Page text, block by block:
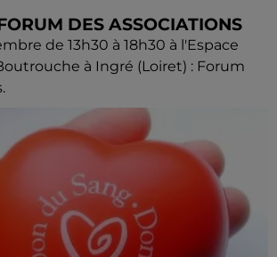
DES ASSOCIATIONS
de 13h30 à 18h30 à l'Espace
à Ingré (Loiret) : Forum